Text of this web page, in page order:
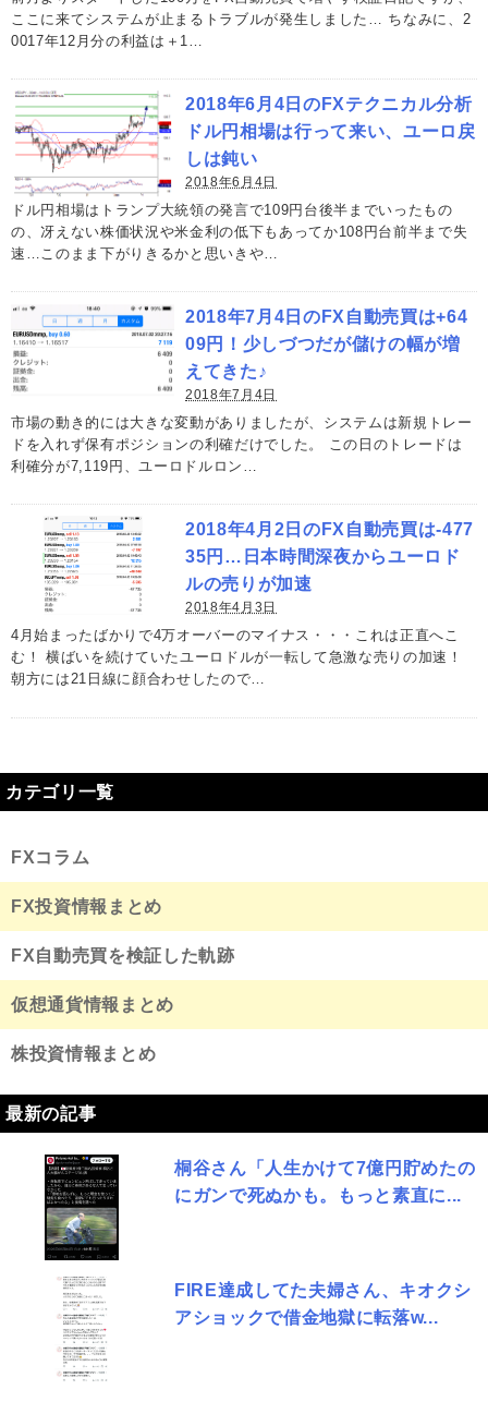
ここに来てシステムが止まるトラブルが発生しました… ちなみに、2
0017年12月分の利益は＋1…
2018年6月4日のFXテクニカル分析
ドル円相場は行って来い、ユーロ戻
しは鈍い
2018年6月4日
ドル円相場はトランプ大統領の発言で109円台後半までいったもの
の、冴えない株価状況や米金利の低下もあってか108円台前半まで失
速…このまま下がりきるかと思いきや…
2018年7月4日のFX自動売買は+64
09円！少しづつだが儲けの幅が増
えてきた♪
2018年7月4日
市場の動き的には大きな変動がありましたが、システムは新規トレー
ドを入れず保有ポジションの利確だけでした。 この日のトレードは
利確分が7,119円、ユーロドルロン…
2018年4月2日のFX自動売買は-477
35円…日本時間深夜からユーロド
ルの売りが加速
2018年4月3日
4月始まったばかりで4万オーバーのマイナス・・・これは正直へこ
む！ 横ばいを続けていたユーロドルが一転して急激な売りの加速！
朝方には21日線に顔合わせしたので…
カテゴリ一覧
FXコラム
FX投資情報まとめ
FX自動売買を検証した軌跡
仮想通貨情報まとめ
株投資情報まとめ
最新の記事
桐谷さん「人生かけて7億円貯めたの
にガンで死ぬかも。もっと素直に...
FIRE達成してた夫婦さん、キオクシ
アショックで借金地獄に転落w...